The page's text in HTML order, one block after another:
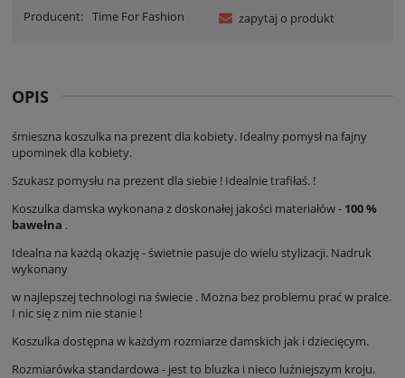
Producent: Time For Fashion zapytaj o produkt
OPIS
śmieszna koszulka na prezent dla kobiety. Idealny pomysł na fajny
upominek dla kobiety.
Szukasz pomysłu na prezent dla siebie ! Idealnie trafiłaś. !
Koszulka damska wykonana z doskonałej jakości materiałów - 100 %
bawełna .
Idealna na każdą okazję - świetnie pasuje do wielu stylizacji. Nadruk
wykonany
w najlepszej technologi na świecie . Można bez problemu prać w pralce.
I nic się z nim nie stanie !
Koszulka dostępna w każdym rozmiarze damskich jak i dziecięcym.
Rozmiarówka standardowa - jest to bluzka i nieco luźniejszym kroju.